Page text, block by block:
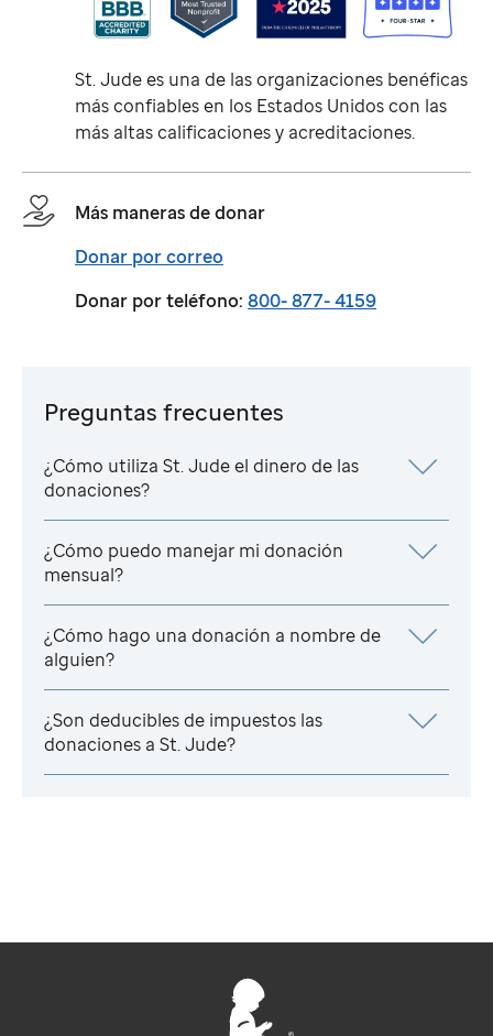
St. Judees una de las organizaciones benéficas
más confiables en los Estados Unidos con las
más altas calificaciones y acreditaciones.
Más maneras de donar
Donar por correo
Donar por teléfono: 800- 877- 4159
Preguntas frecuentes
¿Cómo utiliza St. Judeel dinero de las
donaciones?
¿Cómo puedo manejar mi donación
mensual?
¿Cómo hago una donación a nombre de
alguien?
¿Son deducibles de impuestos las
donaciones a St. Jude?